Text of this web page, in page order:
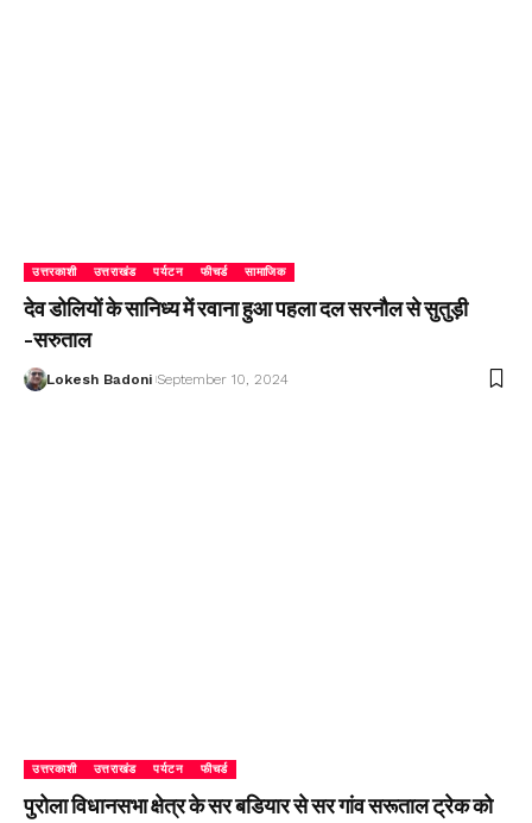
उत्तरकाशी उत्तराखंड पर्यटन फीचर्ड सामाजिक
देव डोलियों के सानिध्य में रवाना हुआ पहला दल सरनौल से सुतुड़ी
-सरुताल
Lokesh Badoni September 10, 2024
उत्तरकाशी उत्तराखंड पर्यटन फीचर्ड
पुरोला विधानसभा क्षेत्र के सर बडियार से सर गांव सरूताल ट्रेक को